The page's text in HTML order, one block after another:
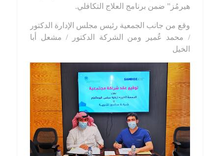
هيرمُز” ضمن برنامج العلاج التكافلي.
وقع من جانب الجمعية رئيس مجلس الإدارة الدكتور
/ محمد عُمير ومن الشركة الدكتور / مشعل أبا
الخيل